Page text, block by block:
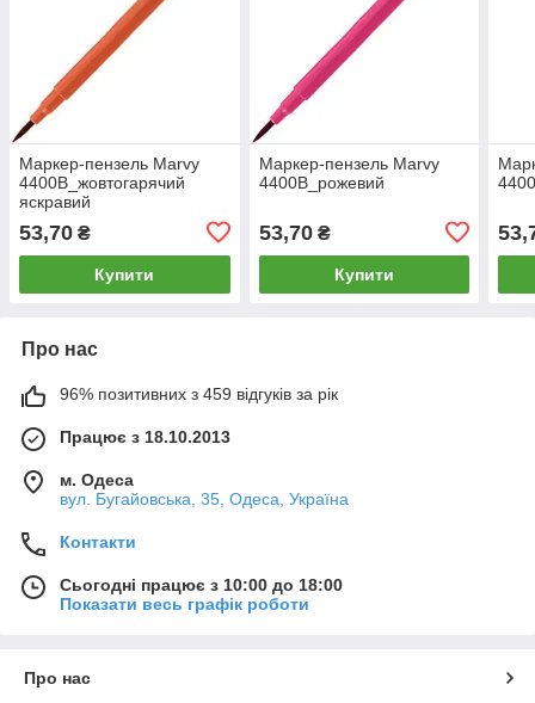
Маркер-пензель Marvy
4400B_жовтогарячий
яскравий
53,70 ₴
Купити
Маркер-пензель Marvy
4400B_рожевий
53,70₴
Купити
Про нас
96% позитивних з 459 відгуків за рік
Працює з 18.10.2013
м. Одеса
вул. Бугайовська, 35, Одеса, Україна
Контакти
Сьогодні працює з 10:00 до 18:00
Показати весь графік роботи
Про нас